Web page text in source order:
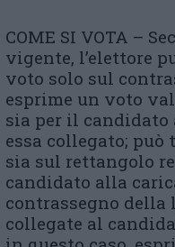
COME SI VOTA –
vigente, l’elettore
voto solo sul
esprime un voto
sia per il candidato
essa collegato;
sia sul rettangolo
candidato alla
contrassegno
collegate al